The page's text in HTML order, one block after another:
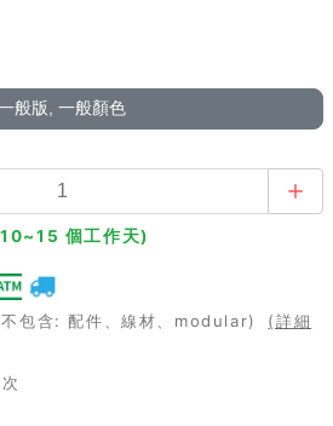
般版, 一般顏色
個工作天)
包含: 配件、線材、modular)
(詳細